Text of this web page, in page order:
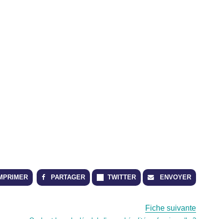
PARTAGER TWITTER ENVOYER
Fiche suivante